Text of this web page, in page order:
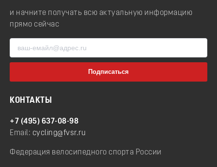
и начните получать всю актуальную информацию
прямо сейчас
КОНТАКТЫ
+7 (495) 637-08-98
Email: cycling@fvsr.ru
Федерация велосипедного спорта России